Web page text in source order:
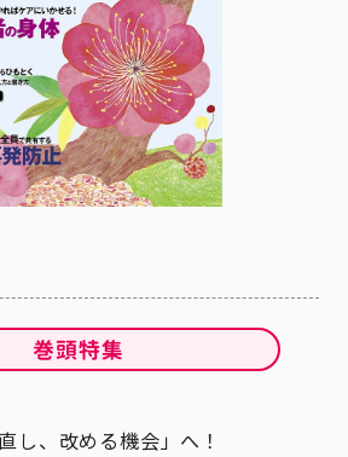
し、改める機会」へ！